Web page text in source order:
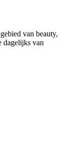
van beauty,
dagelijks van